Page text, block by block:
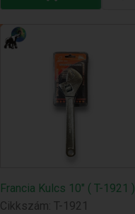
Francia Kulcs 10" ( T-1921 )
Cikkszám: T-1921